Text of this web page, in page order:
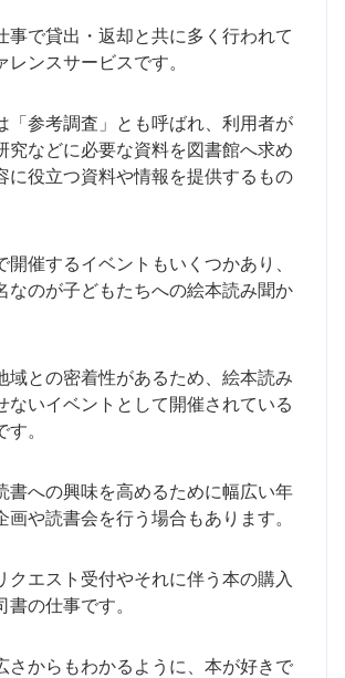
事で貸出・返却と共に多く行われて
レンスサービスです。
「参考調査」とも呼ばれ、利用者が
究などに必要な資料を図書館へ求め
に役立つ資料や情報を提供するもの
開催するイベントもいくつかあり、
なのが子どもたちへの絵本読み聞か
域との密着性があるため、絵本読み
ないイベントとして開催されている
。
書への興味を高めるために幅広い年
画や読書会を行う場合もあります。
クエスト受付やそれに伴う本の購入
の仕事です。
さからもわかるように、本が好きで